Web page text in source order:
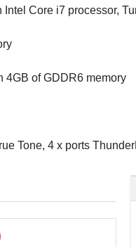
Intel Core i7 processor,
4GB of GDDR6 memory
Tone, 4 x ports